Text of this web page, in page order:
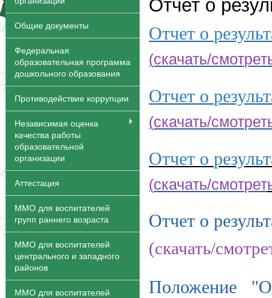
Общие документы
Федеральная
образовательная программа
дошкольного образования
Противодействие коррупции
Независимая оценка
качества работы
образовательной
организации
Аттестация
ММО для воспитателей
групп раннего возраста
ММО для воспитателей
центрального и западного
районов
ММО для воспитателей
Отчет о
Отчет о
(скачать/смотрет
Отчет о
(скачать/смотрет
Отчет о
(скачать/смотрет
Отчет о
(скачать/
Положение "О